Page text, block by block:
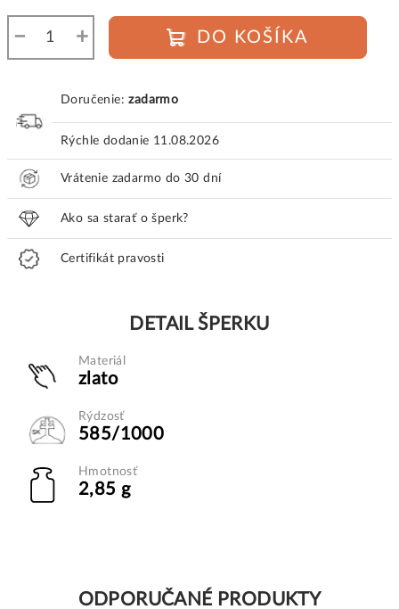
+
− DO KOŠÍKA
Doručenie:zadarmo
Rýchle dodanie 11.08.2026
Vrátenie zadarmo do 30 dní
Ako sa starať o šperk?
Certifikát pravosti
DETAIL ŠPERKU
Materiál
zlato
Rýdzosť
585/1000
Hmotnosť
2,85 g
ODPORUČANÉ PRODUKTY